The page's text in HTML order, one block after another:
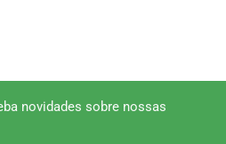
novidades sobre nossas